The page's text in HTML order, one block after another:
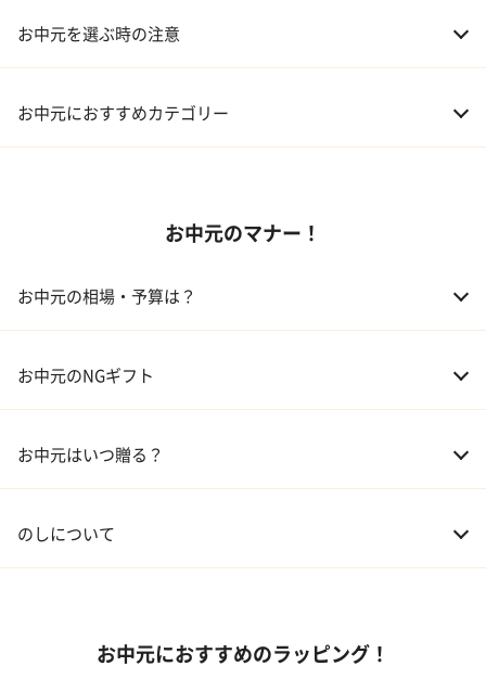
お中元を選ぶ時の注意
お中元におすすめカテゴリー
03 ギフトカタログ
お中元のマナー！
お中元の相場・予算は？
02 兄弟、姉妹 3,000～5,000円
04 会社の上司 5,000円程度
お中元のNGギフト
お中元はいつ贈る？
のしについて
お中元におすすめのラッピング！